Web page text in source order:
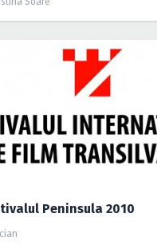
2010